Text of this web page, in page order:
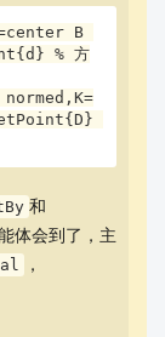
B
% 方
和
体会到了，主
，